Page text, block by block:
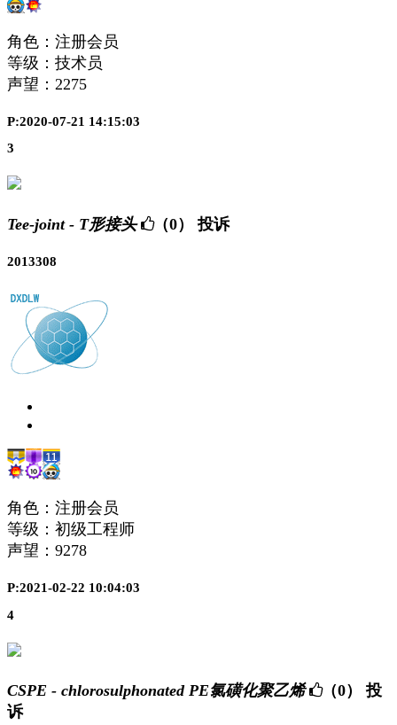
角色：注册会员
等级：技术员
声望： 2275
P:2020-07-21 14:15:03
3
Tee-joint - T形接头 （0） 投诉
2013308
角色：注册会员
等级：初级工程师
声望： 9278
P:2021-02-22 10:04:03
4
CSPE - chlorosulphonated PE氯磺化聚乙烯 （0）
投
诉